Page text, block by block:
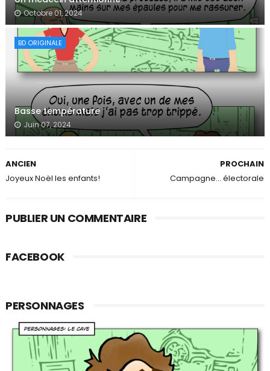
Octobre 01, 2024
BD ORIGINALE
Basse température
Juin 07, 2024
PROCHAIN
Campagne... électorale
ANCIEN
Joyeux Noël les enfants!
PUBLIER UN COMMENTAIRE
FACEBOOK
PERSONNAGES